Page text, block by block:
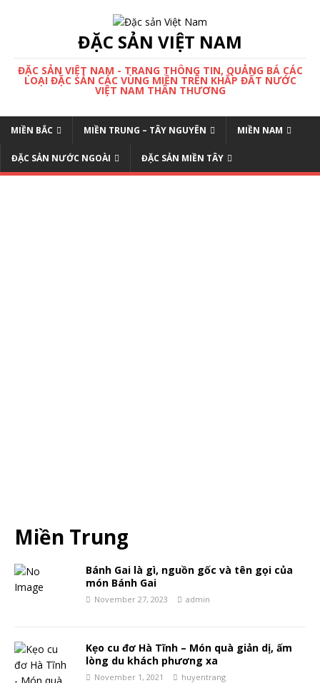
ĐẶC SẢN VIỆT NAM
ĐẶC SẢN VIỆT NAM - TRANG THÔNG TIN, QUẢNG BÁ CÁC
LOẠI ĐẶC SẢN CÁC VÙNG MIỀN TRÊN KHẮP ĐẤT NƯỚC
VIỆT NAM THÂN THƯƠNG
MIỀN BẮC MIỀN TRUNG – TÂY NGUYÊN MIỀN NAM
ĐẶC SẢN NƯỚC NGOÀI ĐẶC SẢN MIỀN TÂY
Miền Trung
Bánh Gai là gì, nguồn gốc và tên gọi của
món Bánh Gai
November 27, 2023 admin
Kẹo cu đơ Hà Tĩnh – Món quà giản dị, ấm
lòng du khách phương xa
November 1, 2021 huyentrang